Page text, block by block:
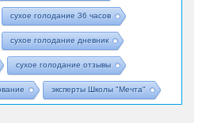
сухое голодание 36 часов
сухое голодание дневник
сухое голодание отзывы
эксперты Школы "Мечта"